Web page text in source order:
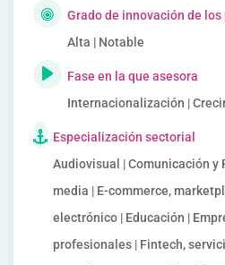
Grado de innovación de
Alta | Notable
Fase en la que asesora
Internacionalización |
Especialización sectorial
Audiovisual | Comunicación y
media | E-commerce,
electrónico | Educación |
profesionales | Fintech,